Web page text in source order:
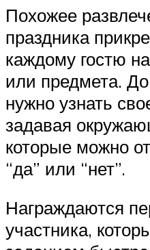
Похожее
праздника
каждому гостю
или предмета.
нужно узнать
задавая
которые можно
“да” или “нет”.
Награждаются
участника,